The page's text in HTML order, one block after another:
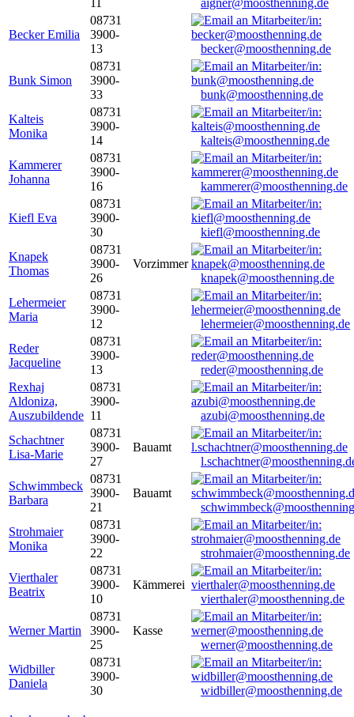
aigner@moosthenning.de
Becker Emilia
08731
3900-
13
becker@moosthenning.de
Bunk Simon
08731
3900-
33
bunk@moosthenning.de
Kalteis
Monika
08731
3900-
14
kalteis@moosthenning.de
Kammerer
Johanna
08731
3900-
16
kammerer@moosthenning.de
Kiefl Eva
08731
3900-
30
kiefl@moosthenning.de
Knapek
Thomas
08731
3900-
26
Vorzimmer
knapek@moosthenning.de
Lehermeier
Maria
08731
3900-
12
lehermeier@moosthenning.de
Reder
Jacqueline
08731
3900-
13
reder@moosthenning.de
Rexhaj
Aldoniza,
Auszubildende
08731
3900-
11
azubi@moosthenning.de
Schachtner
Lisa-Marie
08731
3900-
27
Bauamt
Schwimmbeck
Barbara
08731
3900-
21
Bauamt
Strohmaier
Monika
08731
3900-
22
strohmaier@moosthenning.de
Vierthaler
Beatrix
08731
3900-
10
Kämmerei
vierthaler@moosthenning.de
Werner Martin
08731
3900-
25
Kasse
werner@moosthenning.de
Widbiller
Daniela
08731
3900-
30
widbiller@moosthenning.de